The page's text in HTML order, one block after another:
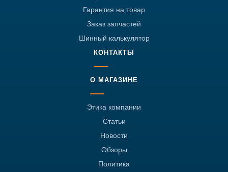
Гарантия на товар
Заказ запчастей
Шинный калькулятор
КОНТАКТЫ
О МАГАЗИНЕ
Этика компании
Статьи
Новости
Обзоры
Политика